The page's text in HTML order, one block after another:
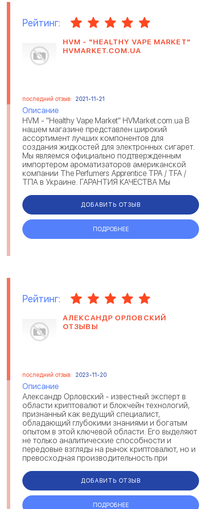
Рейтинг:
HVM - "HEALTHY VAPE MARKET"
HVMARKET.COM.UA
последний отзыв: 2021-11-21
Описание
HVM - "Healthy Vape Market" HVMarket.com.ua В
нашем магазине представлен широкий
ассортимент лучших компонентов для
создания жидкостей для электронных сигарет.
Мы являемся официально подтвержденным
импортером ароматизаторов американской
компании The Perfumers Apprentice TPA / TFA /
ТПА в Украине. ГАРАНТИЯ КАЧЕСТВА Мы
работаем напрямую с производителями, что ...
ДОБАВИТЬ ОТЗЫВ
ПОДРОБНЕЕ
Рейтинг:
АЛЕКСАНДР ОРЛОВСКИЙ
ОТЗЫВЫ
последний отзыв: 2023-11-20
Описание
Александр Орловский - известный эксперт в
области криптовалют и блокчейн технологий,
признанный как ведущий специалист,
обладающий глубокими знаниями и богатым
опытом в этой ключевой области. Его выделяют
не только аналитические способности и
передовые взгляды на рынок криптовалют, но и
превосходная производительность при
применении этих знаний на практике. Благода...
ДОБАВИТЬ ОТЗЫВ
ПОДРОБНЕЕ